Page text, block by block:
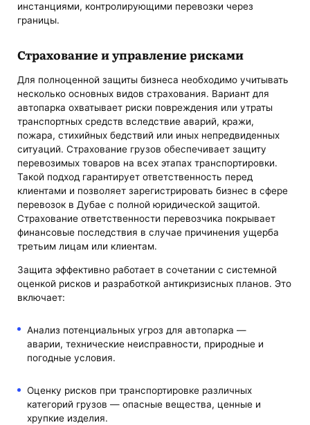
инстанциями, контролирующими перевозки через
границы.
Страхование и управление рисками
Для полноценной защиты бизнеса необходимо учитывать
несколько основных видов страхования. Вариант для
автопарка охватывает риски повреждения или утраты
транспортных средств вследствие аварий, кражи,
пожара, стихийных бедствий или иных непредвиденных
ситуаций. Страхование грузов обеспечивает защиту
перевозимых товаров на всех этапах транспортировки.
Такой подход гарантирует ответственность перед
клиентами и позволяет зарегистрировать бизнес в сфере
перевозок в Дубае с полной юридической защитой.
Страхование ответственности перевозчика покрывает
финансовые последствия в случае причинения ущерба
третьим лицам или клиентам.
Защита эффективно работает в сочетании с системной
оценкой рисков и разработкой антикризисных планов. Это
включает:
Анализ потенциальных угроз для автопарка —
аварии, технические неисправности, природные и
погодные условия.
Оценку рисков при транспортировке различных
категорий грузов — опасные вещества, ценные и
хрупкие изделия.